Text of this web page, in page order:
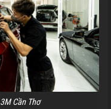
Cần Thơ